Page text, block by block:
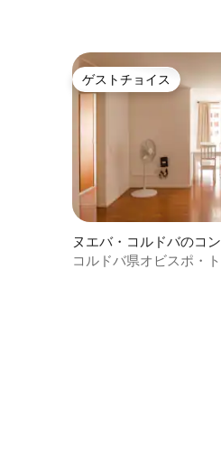
ゲストチョイス
ゲストチョイス
ヌエバ・コルドバのコン
ニアム
コルドバ県オビスポ・